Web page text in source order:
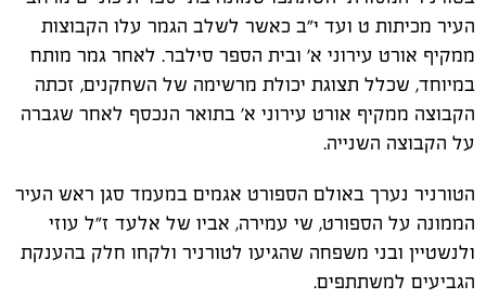
העיר מכיתות ט ועד י"ב כאשר לשלב הגמר עלו הקבוצות
ממקיף אורט עירוני א' ובית הספר סילבר. לאחר גמר מותח
במיוחד, שכלל תצוגת יכולת מרשימה של השחקנים, זכתה
הקבוצה ממקיף אורט עירוני א׳ בתואר הנכסף לאחר שגברה
על הקבוצה השנייה.
הטורניר נערך באולם הספורט אגמים במעמד סגן ראש העיר
הממונה על הספורט, שי עמירה, אביו של אלעד ז"ל עוזי
ולנשטיין ובני משפחה שהגיעו לטורניר ולקחו חלק בהענקת
הגביעים למשתתפים.